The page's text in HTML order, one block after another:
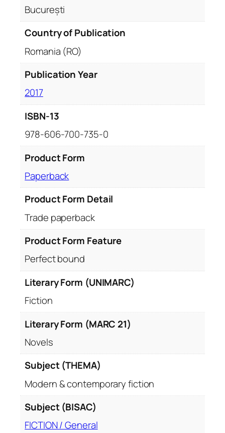
București
Country of Publication
Romania (RO)
Publication Year
2017
ISBN-13
978-606-700-735-0
Product Form
Paperback
Product Form Detail
Trade paperback
Product Form Feature
Perfect bound
Literary Form (UNIMARC)
Fiction
Literary Form (MARC 21)
Novels
Subject (THEMA)
Modern & contemporary fiction
Subject (BISAC)
FICTION / General